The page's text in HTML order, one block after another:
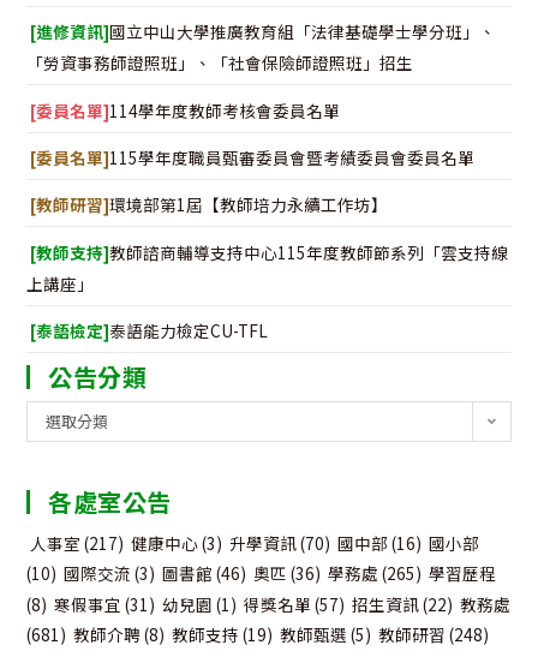
[進修資訊]國立中山大學推廣教育組「法律基礎學士學分班」、
「勞資事務師證照班」、「社會保險師證照班」招生
[委員名單]114學年度教師考核會委員名單
[委員名單]115學年度職員甄審委員會暨考績委員會委員名單
[教師研習]環境部第1屆【教師培力永續工作坊】
[教師支持]教師諮商輔導支持中心115年度教師節系列「雲支持線
上講座」
[泰語檢定]泰語能力檢定CU-TFL
公告分類
告
類
選取分類
各處室公告
人事室 (217) 健康中心(3) 升學資訊(70) 國中部 (16) 國小部
(10) 國際交流 (3) 圖書館 (46) 奧匹 (36) 學務處 (265) 學習歷程
(8) 寒假事宜 (31) 幼兒園 (1) 得獎名單 (57) 招生資訊(22) 教務處
(681) 教師介聘(8) 教師支持 (19) 教師甄選 (5) 教師研習 (248)